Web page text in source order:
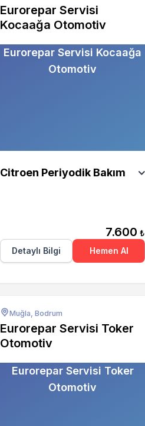
Eurorepar Servisi
Kocaağa Otomotiv
Eurorepar Servisi Kocaağa
Otomotiv
Citroen Periyodik Bakım
7.600 ₺
Detaylı Bilgi
Hemen Al
Muğla, Bodrum
Eurorepar Servisi Toker
Otomotiv
Eurorepar Servisi Toker
Otomotiv